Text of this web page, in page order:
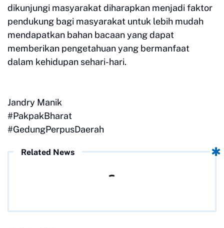
dikunjungi masyarakat diharapkan menjadi faktor
pendukung bagi masyarakat untuk lebih mudah
mendapatkan bahan bacaan yang dapat
memberikan pengetahuan yang bermanfaat
dalam kehidupan sehari-hari.
Jandry Manik
#PakpakBharat
#GedungPerpusDaerah
Related News